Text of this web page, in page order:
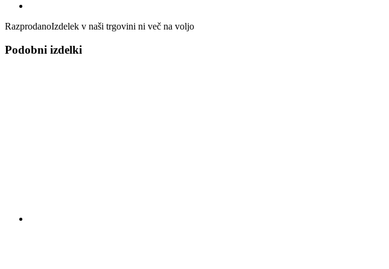
RazprodanoIzdelek v naši trgovini ni več na voljo
Podobni izdelki